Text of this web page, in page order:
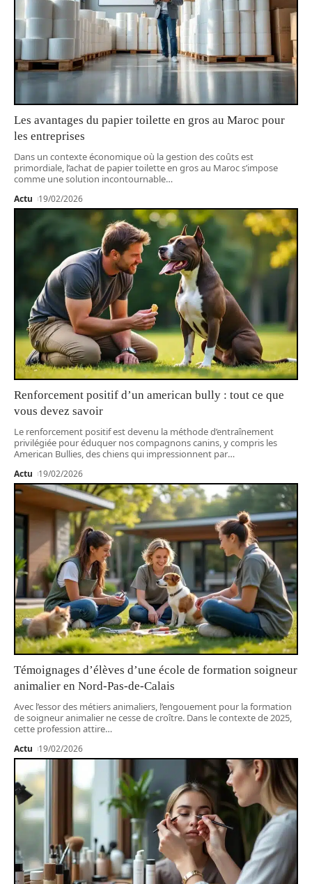
Les avantages du papier toilette en gros au Maroc pour
les entreprises
Dans un contexte économique où la gestion des coûts est
primordiale, l’achat de papier toilette en gros au Maroc s’impose
comme une solution incontournable…
Actu 19/02/2026
Renforcement positif d’un american bully : tout ce que
vous devez savoir
Le renforcement positif est devenu la méthode d’entraînement
privilégiée pour éduquer nos compagnons canins, y compris les
American Bullies, des chiens qui impressionnent par…
Actu 19/02/2026
Témoignages d’élèves d’une école de formation soigneur
animalier en Nord-Pas-de-Calais
Avec l’essor des métiers animaliers, l’engouement pour la formation
de soigneur animalier ne cesse de croître. Dans le contexte de 2025,
cette profession attire…
Actu 19/02/2026